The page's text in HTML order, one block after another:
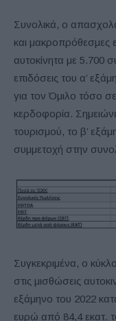
Συνολικά, ο
και μακροπρόθεσμες
αυτοκίνητα με 5.700
επιδόσεις του α’
για τον Όμιλο τόσο
κερδοφορία.
τουρισμού, το β’
συμμετοχή στην
Συγκεκριμένα, ο
στις μισθώσεις
εξάμηνο του 2022
ευρώ από 84,4 εκατ.